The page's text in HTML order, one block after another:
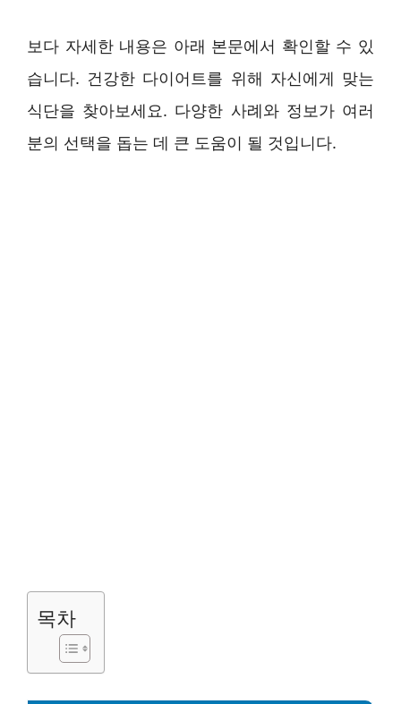
보다 자세한 내용은 아래 본문에서 확인할 수 있
습니다. 건강한 다이어트를 위해 자신에게 맞는
식단을 찾아보세요. 다양한 사례와 정보가 여러
분의 선택을 돕는 데 큰 도움이 될 것입니다.
목차